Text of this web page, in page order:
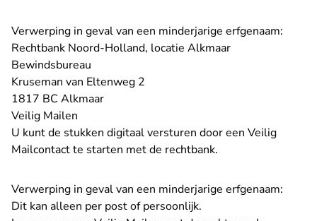
Verwerping in geval van een minderjarige erfgenaam:
Rechtbank Noord-Holland, locatie Alkmaar
Bewindsbureau
Kruseman van Eltenweg 2
1817 BC Alkmaar
Veilig Mailen
U kunt de stukken digitaal versturen dooreen Veilig
Mailcontact- U verlaat Rechtspraak.nl
te starten met de rechtbank.
Verwerping in geval van een minderjarige erfgenaam:
Dit kan alleen per post of persoonlijk.